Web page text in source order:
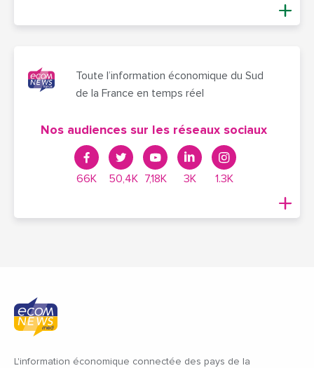
Toute l’information économique du Sud
de la France en temps réel
Nos audiences sur les réseaux sociaux
66K 50,4K 7,18K 3K 1.3K
L'information économique connectée des pays de la